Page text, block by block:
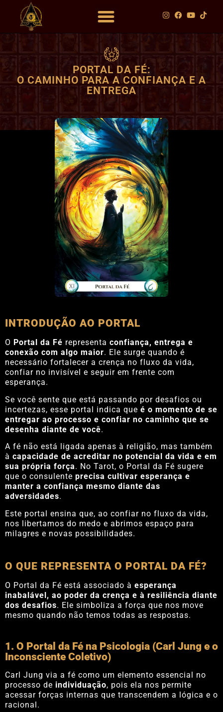
PORTAL DA FÉ:
O CAMINHO PARA A CONFIANÇA E A
ENTREGA
INTRODUÇÃO AO PORTAL
O Portal da Fé representa confiança, entrega e
conexão com algo maior. Ele surge quando é
necessário fortalecer a crença no fluxo da vida,
confiar no invisível e seguir em frente com
esperança.
Se você sente que está passando por desafios ou
incertezas, esse portal indica que é o momento de se
entregar ao processo e confiar no caminho que se
desenha diante de você.
A fé não está ligada apenas à religião, mas também
à capacidade de acreditar no potencial da vida e em
sua própria força. No Tarot, o Portal da Fé sugere
que o consulente precisa cultivar esperança e
manter a confiança mesmo diante das
adversidades.
Este portal ensina que, ao confiar no fluxo da vida,
nos libertamos do medo e abrimos espaço para
milagres e novas possibilidades.
O QUE REPRESENTA O PORTAL DA FÉ?
O Portal da Fé está associado à esperança
inabalável, ao poder da crença e à resiliência diante
dos desafios. Ele simboliza a força que nos move
mesmo quando não temos todas as respostas.
1. O Portal da Fé na Psicologia (Carl Jung e o
Inconsciente Coletivo)
Carl Jung via a fé como um elemento essencial no
processo de individuação, pois ela nos permite
acessar forças internas que transcendem a lógica e o
racional.